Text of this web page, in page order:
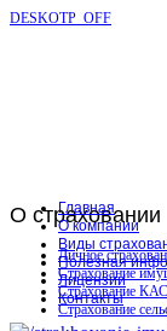
DESKOTP_OFF
О страховании
Личное
Страхование
Страхование
Страхование
Главная
О компании
Виды
Полезная
Лицензии
Контакты